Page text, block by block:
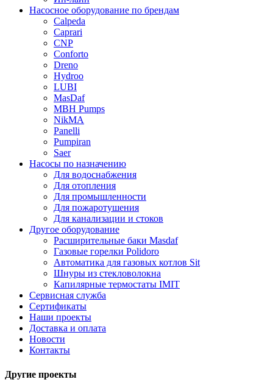
Насосное оборудование по брендам
Calpeda
Caprari
CNP
Conforto
Dreno
Hydroo
LUBI
MasDaf
MBH Pumps
NikMA
Panelli
Pumpiran
Saer
Насосы по назначению
Для водоснабжения
Для отопления
Для промышленности
Для пожаротушения
Для канализации и стоков
Другое оборудование
Расширительные баки Masdaf
Газовые горелки Polidoro
Автоматика для газовых котлов Sit
Шнуры из стекловолокна
Капилярные термостаты IMIT
Сервисная служба
Сертификаты
Наши проекты
Доставка и оплата
Новости
Контакты
Другие проекты